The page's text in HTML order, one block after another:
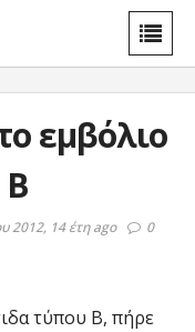
εμβόλιο
Β
2012, 14 έτη ago
0
τύπου Β, πήρε